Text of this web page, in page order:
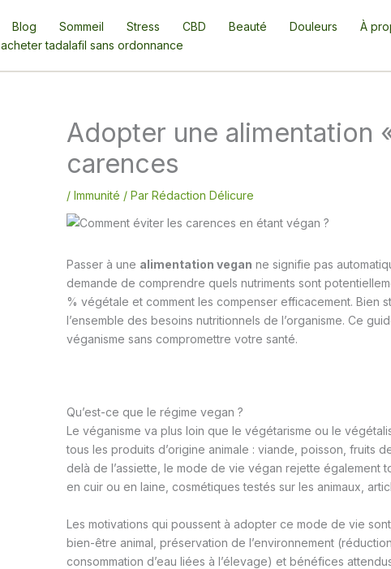
Blog Sommeil Stress CBD Beauté Douleurs À
acheter tadalafil sans ordonnance
Adopter une alimentation
carences
/ Immunité / Par Rédaction Délicure
Passer à une alimentation vegan ne signifie pas
demande de comprendre quels nutriments sont
% végétale et comment les compenser efficacement. Bien
l’ensemble des besoins nutritionnels de l’organisme. Ce
véganisme sans compromettre votre santé.
Qu’est-ce que le régime vegan ?
Le véganisme va plus loin que le végétarisme ou le
tous les produits d’origine animale : viande, poisson, fruits
delà de l’assiette, le mode de vie végan rejette également
en cuir ou en laine, cosmétiques testés sur les animaux,
Les motivations qui poussent à adopter ce mode de vie
bien-être animal, préservation de l’environnement
consommation d’eau liées à l’élevage) et bénéfices